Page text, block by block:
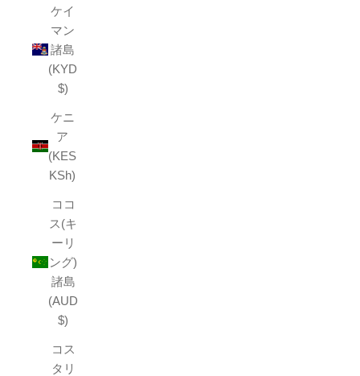
ケイ
マン
諸島
(KYD
$)
ケニ
ア
(KES
KSh)
ココ
ス(キ
ーリ
ング)
諸島
(AUD
$)
コス
タリ